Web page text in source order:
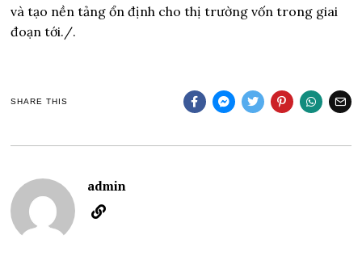
và tạo nền tảng ổn định cho thị trường vốn trong giai
đoạn tới./.
SHARE THIS
admin